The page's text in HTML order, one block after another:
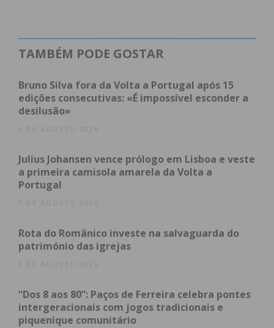
local de encontro, de partilha de conhecimento e de
projetando Meixomil para além das suas fronteiras.
O diálogo agora iniciado entre a Junta de Freguesia
e a Associação dos Jornalistas e Homens de Letras
concretização deste projeto que promete dar nova
vida à Casa das Boucinhas e reforçar a identidade
cultural da freguesia.
Subscreva a newsletter do
Assine nossa newsletter por e-mail e
obtenha de forma regular a informação
TAMBÉM PODE GOSTAR
Bruno Silva fora da Volta a Portugal após 15
edições consecutivas: «É impossível esconder a
desilusão»
6 DE AGOSTO 2026
Julius Johansen vence prólogo em Lisboa e veste
a primeira camisola amarela da Volta a
Portugal
5 DE AGOSTO 2026
Rota do Românico investe na salvaguarda do
património das igrejas
5 DE AGOSTO 2026
“Dos 8 aos 80”: Paços de Ferreira celebra pontes
intergeracionais com jogos tradicionais e
piquenique comunitário